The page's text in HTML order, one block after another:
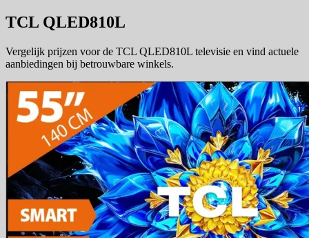
TCL QLED810L
Vergelijk prijzen voor de TCL QLED810L televisie en vind actuele
aanbiedingen bij betrouwbare winkels.